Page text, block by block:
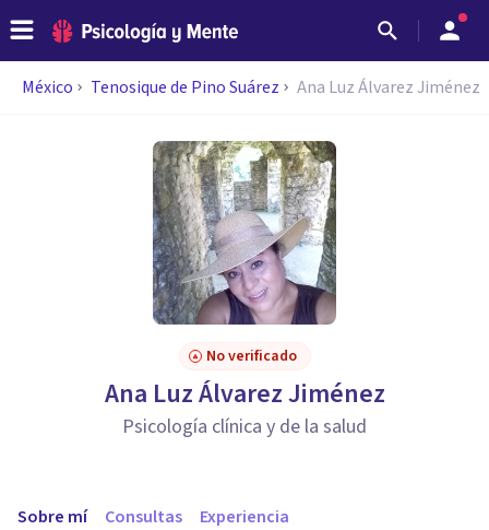
México Tenosique de Pino Suárez Ana Luz Álvarez Jiménez
No verificado
Ana Luz Álvarez Jiménez
Psicología clínica y de la salud
Sobre mí Consultas Experiencia